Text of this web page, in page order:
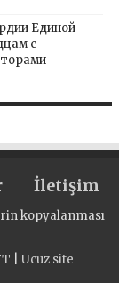
Единой
с
İletişim
kopyalanması
Ucuz site